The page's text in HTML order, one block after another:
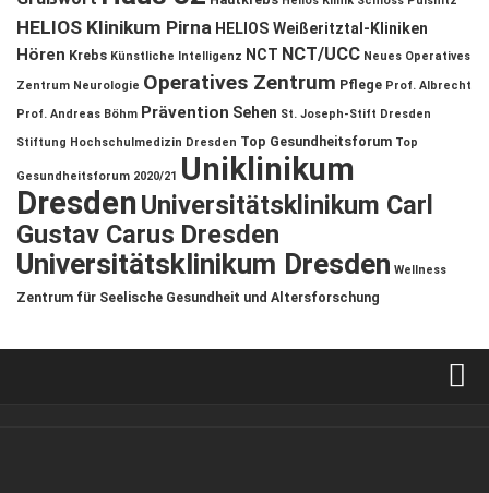
HELIOS Klinikum Pirna HELIOS Weißeritztal-Kliniken
Hören Krebs Künstliche Intelligenz NCT NCT/UCC Neues Operatives
Zentrum Neurologie Operatives Zentrum Pflege Prof. Albrecht
Prof. Andreas Böhm Prävention Sehen St. Joseph-Stift Dresden
Stiftung Hochschulmedizin Dresden Top Gesundheitsforum Top
Gesundheitsforum 2020/21 Uniklinikum
DresdenUniversitätsklinikum Carl
Gustav Carus Dresden
Universitätsklinikum Dresden Wellness
Zentrum für Seelische Gesundheit und Altersforschung